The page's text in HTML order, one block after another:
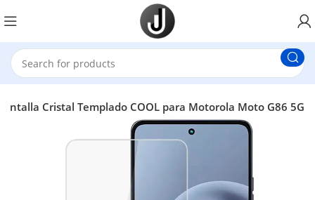
Cristal Templado COOL para Motorola Moto G86 5G